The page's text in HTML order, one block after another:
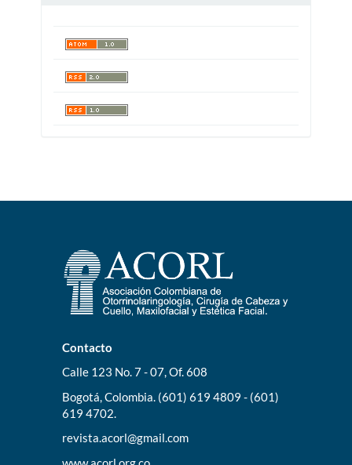
Contacto
Calle 123 No. 7 - 07, Of. 608
Bogotá, Colombia. (601) 619 4809 - (601)
619 4702.
revista.acorl@gmail.com